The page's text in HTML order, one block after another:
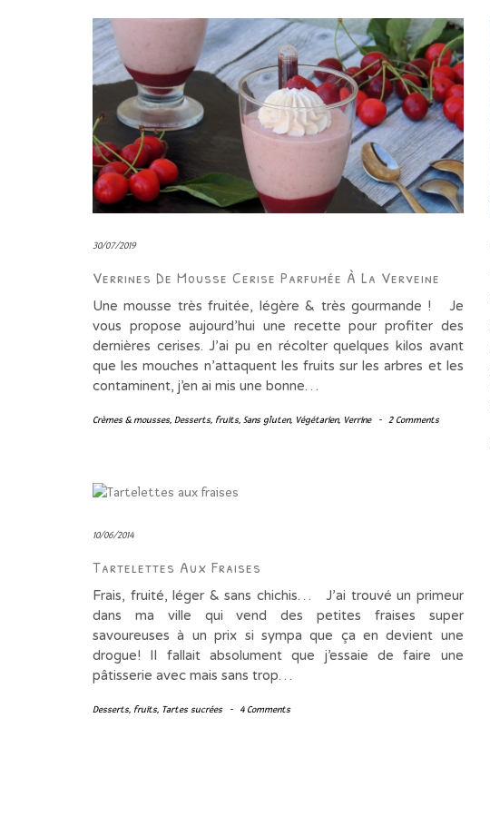
30/07/2019
Verrines De Mousse Cerise Parfumée À La Verveine
Une mousse très fruitée, légère & très gourmande ! Je
vous propose aujourd’hui une recette pour profiter des
dernières cerises. J’ai pu en récolter quelques kilos avant
que les mouches n’attaquent les fruits sur les arbres et les
contaminent, j’en ai mis une bonne…
Crèmes & mousses, Desserts, fruits, Sans gluten, Végétarien, Verrine - 2 Comments
10/06/2014
Tartelettes Aux Fraises
Frais, fruité, léger & sans chichis… J’ai trouvé un primeur
dans ma ville qui vend des petites fraises super
savoureuses à un prix si sympa que ça en devient une
drogue! Il fallait absolument que j’essaie de faire une
pâtisserie avec mais sans trop…
Desserts, fruits, Tartes sucrées - 4 Comments